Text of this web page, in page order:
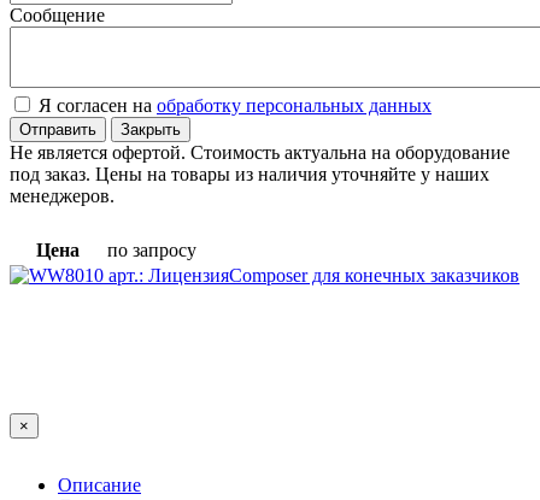
Сообщение
Я согласен на обработку персональных данных
Отправить Закрыть
Не является офертой. Стоимость актуальна на оборудование
под заказ. Цены на товары из наличия уточняйте у наших
менеджеров.
Цена по запросу
×
Описание